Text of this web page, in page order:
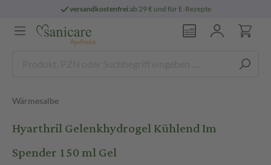
versandkostenfreiab 29 € und für E-Rezepte
Wärmesalbe
Hyarthril Gelenkhydrogel Kühlend Im
Spender 150 ml Gel